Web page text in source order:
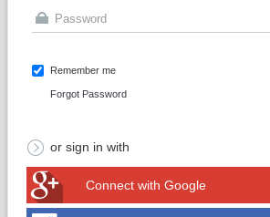
Remember me
Forgot Password
or sign in with
Connect with Google